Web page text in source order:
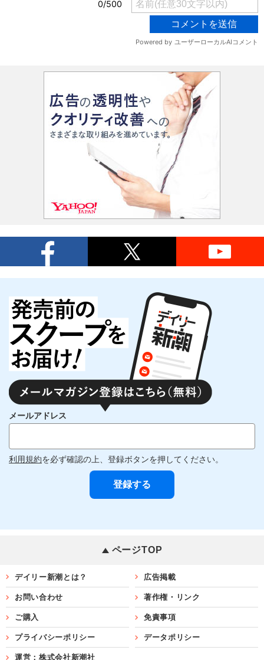
メールアドレス
利用規約を必ず確認の上、登録ボタンを押してください。
ページTOP
デイリー新潮とは？ 広告掲載
お問い合わせ 著作権・リンク
ご購入 免責事項
プライバシーポリシー データポリシー
運営：株式会社新潮社